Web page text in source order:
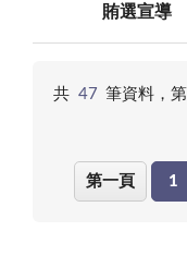
賄選宣導
共 47 筆資料，第
第一頁 1